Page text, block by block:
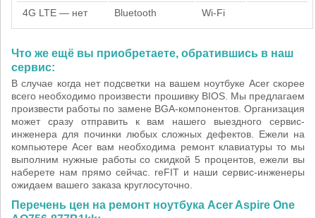
4G LTE — нет Bluetooth Wi-Fi
Что же ещё вы приобретаете, обратившись в наш
сервис:
В случае когда нет подсветки на вашем ноутбуке Acer скорее
всего необходимо произвести прошивку BIOS. Мы предлагаем
произвести работы по замене BGA-компонентов. Организация
может сразу отправить к вам нашего выездного сервис-
инженера для починки любых сложных дефектов. Ежели на
компьютере Acer вам необходима ремонт клавиатуры то мы
выполним нужные работы со скидкой 5 процентов, ежели вы
наберете нам прямо сейчас. reFIT и наши сервис-инженеры
ожидаем вашего заказа круглосуточно.
Перечень цен на ремонт ноутбука Acer Aspire One